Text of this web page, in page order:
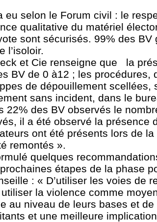
eu selon le Forum civil : le
qualitative du matériel
sont sécurisés. 99% des BV
l’isoloir.
et Cie renseigne que la
BV de 0 à12 ; les procédures,
de dépouillement scellées,
sans incident, dans le
22% des BV observés le
il a été observé la présence
ont été présents lors de
remontés ».
quelques
étapes de la phase
: « D’utiliser les voies de
la violence comme
au niveau de leurs bases et
et une meilleure